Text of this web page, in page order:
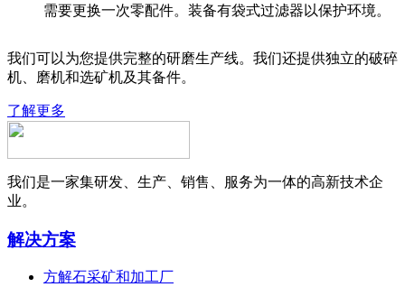
需要更换一次零配件。装备有袋式过滤器以保护环境。
我们可以为您提供完整的研磨生产线。我们还提供独立的破碎
机、磨机和选矿机及其备件。
了解更多
我们是一家集研发、生产、销售、服务为一体的高新技术企
业。
解决方案
方解石采矿和加工厂